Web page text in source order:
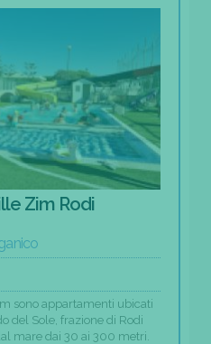
Zim Rodi
sono appartamenti ubicati
del Sole, frazione di Rodi
mare dai 30 ai 300 metri.